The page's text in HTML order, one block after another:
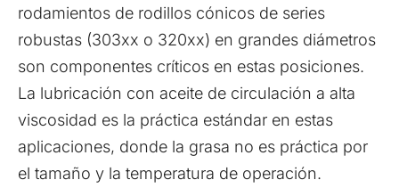
rodamientos de rodillos cónicos de series
robustas (303xx o 320xx) en grandes diámetros
son componentes críticos en estas posiciones.
La lubricación con aceite de circulación a alta
viscosidad es la práctica estándar en estas
aplicaciones, donde la grasa no es práctica por
el tamaño y la temperatura de operación.